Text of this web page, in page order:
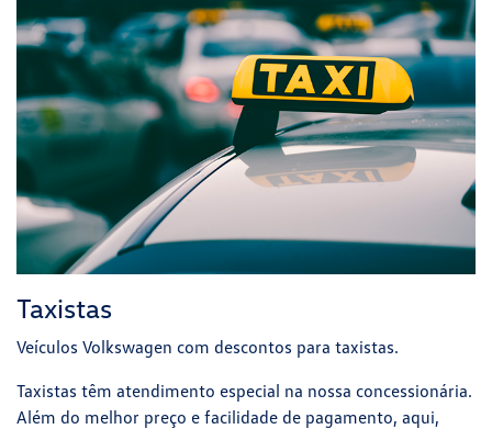
Taxistas
Veículos Volkswagen com descontos para taxistas.
Taxistas têm atendimento especial na nossa concessionária.
Além do melhor preço e facilidade de pagamento, aqui,